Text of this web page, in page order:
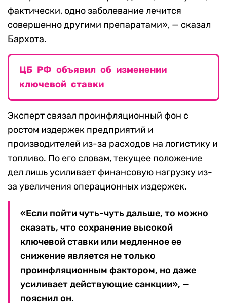
фактически, одно заболевание лечится
совершенно другими препаратами», — сказал
Бархота.
ЦБ РФ объявил об изменении
ключевой ставки
Эксперт связал проинфляционный фон с
ростом издержек предприятий и
производителей из-за расходов на логистику и
топливо. По его словам, текущее положение
дел лишь усиливает финансовую нагрузку из-
за увеличения операционных издержек.
«Если пойти чуть-чуть дальше, то можно
сказать, что сохранение высокой
ключевой ставки или медленное ее
снижение является не только
проинфляционным фактором, но даже
усиливает действующие санкции», —
пояснил он.